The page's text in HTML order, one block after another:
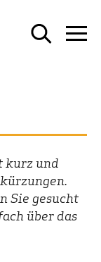
kurz und
Sie gesucht
über das